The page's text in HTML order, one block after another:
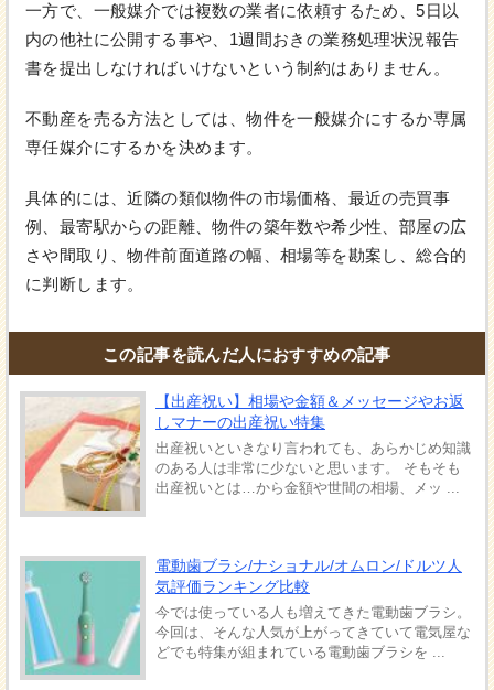
一方で、一般媒介では複数の業者に依頼するため、5日以
内の他社に公開する事や、1週間おきの業務処理状況報告
書を提出しなければいけないという制約はありません。
不動産を売る方法としては、物件を一般媒介にするか専属
専任媒介にするかを決めます。
具体的には、近隣の類似物件の市場価格、最近の売買事
例、最寄駅からの距離、物件の築年数や希少性、部屋の広
さや間取り、物件前面道路の幅、相場等を勘案し、総合的
に判断します。
この記事を読んだ人におすすめの記事
【出産祝い】相場や金額＆メッセージやお返
しマナーの出産祝い特集
出産祝いといきなり言われても、あらかじめ知識
のある人は非常に少ないと思います。 そもそも
出産祝いとは…から金額や世間の相場、メッ ...
電動歯ブラシ/ナショナル/オムロン/ドルツ人
気評価ランキング比較
今では使っている人も増えてきた電動歯ブラシ。
今回は、そんな人気が上がってきていて電気屋な
どでも特集が組まれている電動歯ブラシを ...